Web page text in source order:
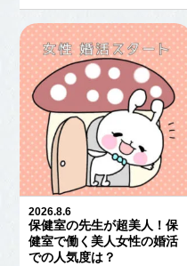
2026.8.6
保健室の先生が超美人！保
健室で働く美人女性の婚活
での人気度は？